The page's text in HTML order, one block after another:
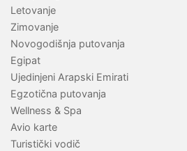
Letovanje
Zimovanje
Novogodišnja putovanja
Egipat
Ujedinjeni Arapski Emirati
Egzotična putovanja
Wellness & Spa
Avio karte
Turistički vodič